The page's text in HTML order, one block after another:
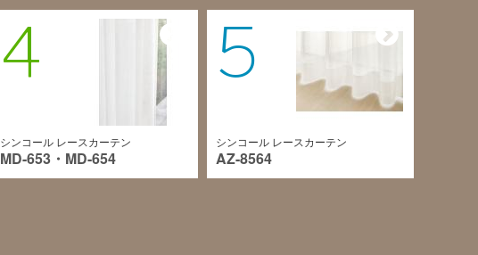
4
シンコール レースカーテン
MD-653・MD-654
5
シンコール レースカーテン
AZ-8564